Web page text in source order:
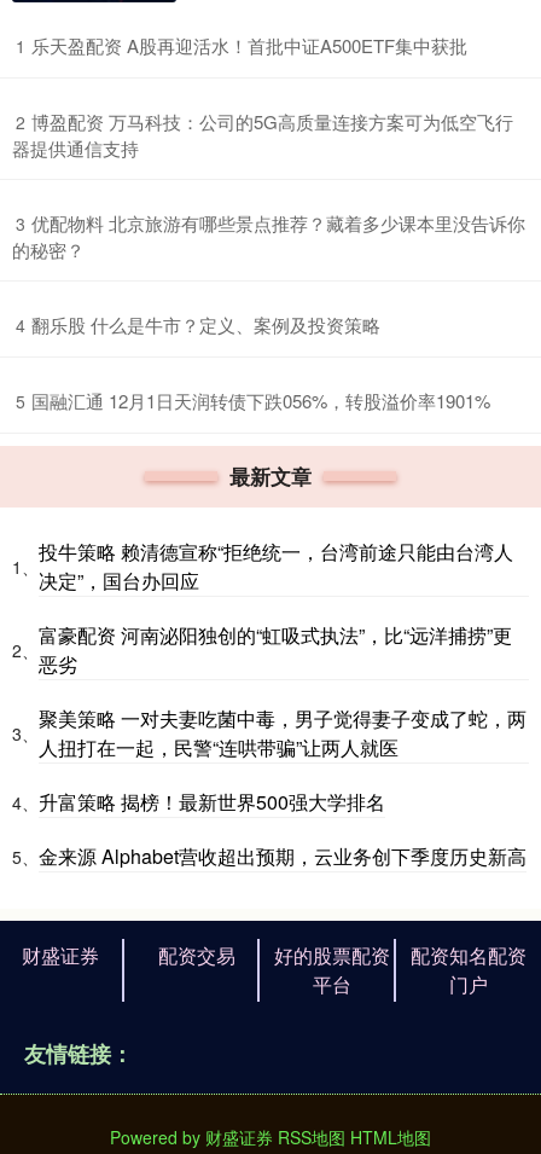
1 ​乐天盈配资 A股再迎活水！首批中证A500ETF集中获批
2 ​博盈配资 万马科技：公司的5G高质量连接方案可为低空飞行
器提供通信支持
3 ​优配物料 北京旅游有哪些景点推荐？藏着多少课本里没告诉你
的秘密？
4 ​翻乐股 什么是牛市？定义、案例及投资策略
5 ​国融汇通 12月1日天润转债下跌056%，转股溢价率1901%
最新文章
1、
投牛策略 赖清德宣称“拒绝统一，台湾前途只能由台湾人
决定”，国台办回应
2、
富豪配资 河南泌阳独创的“虹吸式执法”，比“远洋捕捞”更
恶劣
3、
聚美策略 一对夫妻吃菌中毒，男子觉得妻子变成了蛇，两
人扭打在一起，民警“连哄带骗”让两人就医
4、 升富策略 揭榜！最新世界500强大学排名
5、 金来源 Alphabet营收超出预期，云业务创下季度历史新高
财盛证券 配资交易
好的股票配资
平台
配资知名配资
门户
友情链接：
Powered by 财盛证券 RSS地图 HTML地图